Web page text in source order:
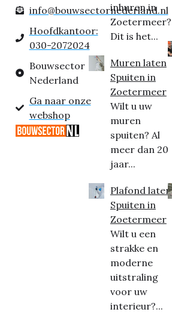
info@bouwsectornederland.nl
Hoofdkantoor:
030-2072024
Bouwsector
Nederland
Ga naar onze
webshop
inhuren in
Zoetermeer?
Dit is het...
Muren laten
Spuiten in
Zoetermeer
Wilt u uw
muren
spuiten? Al
meer dan 20
jaar...
Plafond laten
Spuiten in
Zoetermeer
Wilt u een
strakke en
moderne
uitstraling
voor uw
interieur?...